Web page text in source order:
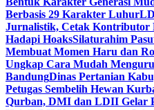
Berbasis 29 Karakter Luhur
Jurnalistik, Cetak Kontributor
Hadapi HoaksSilaturahim
Membuat Momen Haru dan
Ungkap Cara Mudah
BandungDinas Pertanian
Petugas Sembelih Hewan
Qurban, DMI dan LDII Gelar